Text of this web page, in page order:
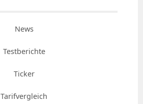
News
Testberichte
Ticker
Tarifvergleich